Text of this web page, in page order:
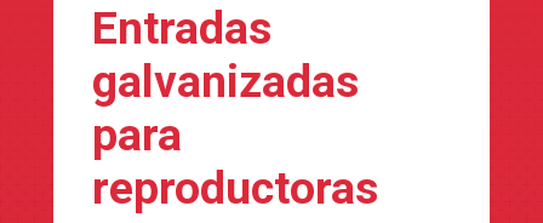
Entradas
galvanizadas
para
reproductoras